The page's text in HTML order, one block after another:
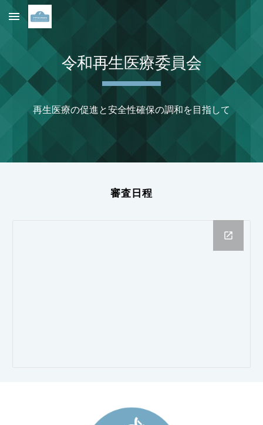
Skip to main content
令和再生医療委員会
再生医療の促進と安全性確保の調和を目指して
審査日程